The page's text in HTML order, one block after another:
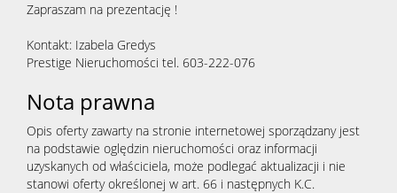
Zapraszam na prezentację !
Kontakt: Izabela Gredys
Prestige Nieruchomości tel. 603-222-076
Nota prawna
Opis oferty zawarty na stronie internetowej sporządzany jest
na podstawie oględzin nieruchomości oraz informacji
uzyskanych od właściciela, może podlegać aktualizacji i nie
stanowi oferty określonej w art. 66 i następnych K.C.